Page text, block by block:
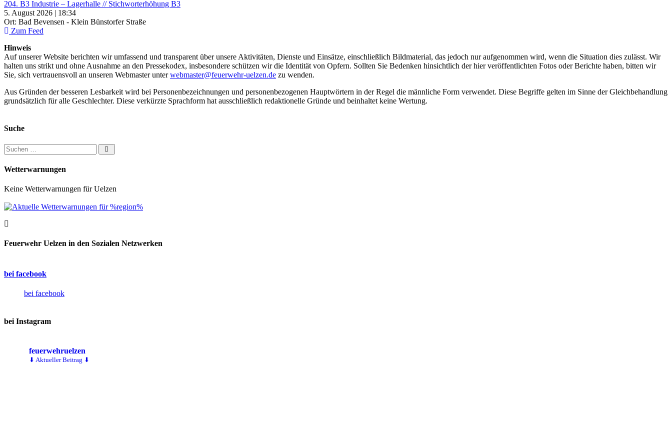
204. B3 Industrie – Lagerhalle // Stichworterhöhung B3
5. August 2026 | 18:34
Ort: Bad Bevensen - Klein Bünstorfer Straße
Zum Feed
Hinweis
Auf unserer Website berichten wir umfassend und transparent über unsere Aktivitäten, Dienste und Einsätze, einschließlich Bildmaterial, das jedoch nur aufgenommen wird, wenn die Situation dies zulässt. Wir
halten uns strikt und ohne Ausnahme an den Pressekodex, insbesondere schützen wir die Identität von Opfern. Sollten Sie Bedenken hinsichtlich der hier veröffentlichten Fotos oder Berichte haben, bitten wir
Sie, sich vertrauensvoll an unseren Webmaster unterwebmaster@feuerwehr-uelzen.de zu wenden.
Aus Gründen der besseren Lesbarkeit wird bei Personenbezeichnungen und personenbezogenen Hauptwörtern in der Regel die männliche Form verwendet. Diese Begriffe gelten im Sinne der Gleichbehandlung
grundsätzlich für alle Geschlechter. Diese verkürzte Sprachform hat ausschließlich redaktionelle Gründe und beinhaltet keine Wertung.
Suche
Suchen nach:
Wetterwarnungen
Keine Wetterwarnungen für Uelzen
Feuerwehr Uelzen in den Sozialen Netzwerken
bei facebook
bei facebook
bei Instagram
feuerwehruelzen
⬇ Aktueller Beitrag ⬇